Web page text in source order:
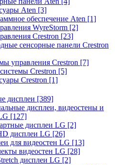
Aten [3]
обеспечение Aten [1]
WyreStorm [2]
Crestron [23]
сенсорные панели Crestron
управления Crestron [7]
Crestron [5]
Crestron [1]
дисплеи [389]
дисплеи, видеостены и
[127]
дисплеи LG [2]
дисплеи LG [26]
для видеостен LG [13]
видеостен LG [28]
дисплеи LG [2]